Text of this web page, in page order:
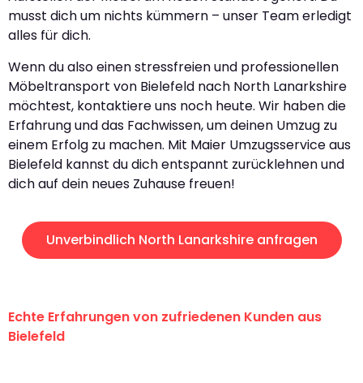
musst dich um nichts kümmern – unser Team erledigt
alles für dich.
Wenn du also einen stressfreien und professionellen
Möbeltransport von Bielefeld nach North Lanarkshire
möchtest, kontaktiere uns noch heute. Wir haben die
Erfahrung und das Fachwissen, um deinen Umzug zu
einem Erfolg zu machen. Mit Maier Umzugsservice aus
Bielefeld kannst du dich entspannt zurücklehnen und
dich auf dein neues Zuhause freuen!
Unverbindlich North Lanarkshire anfragen
Echte Erfahrungen von zufriedenen Kunden aus
Bielefeld